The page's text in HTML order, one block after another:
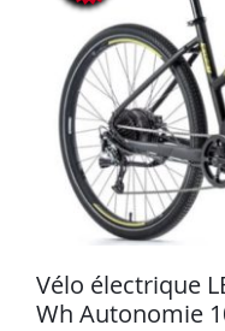
Vélo électrique
Wh Autonomie